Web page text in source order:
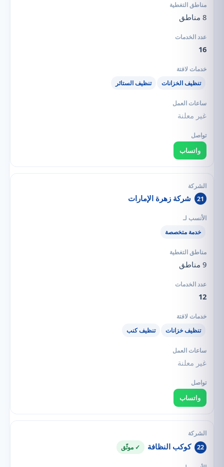
8 مناطق
16
تنظيف الخزانات تنظيف الستائر
غير معلنة
واتساب
21 شركة زهرة الإمارات
خدمة متخصصة
9 مناطق
12
تنظيف خزانات تنظيف كنب
غير معلنة
واتساب
22 كوكب النظافة ✓ موثّق